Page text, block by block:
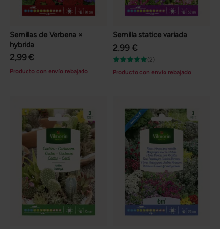
Semillas de Verbena ×
hybrida
2,99 €
Producto con envío rebajado
Semilla statice variada
2,99 €
(2)
Producto con envío rebajado